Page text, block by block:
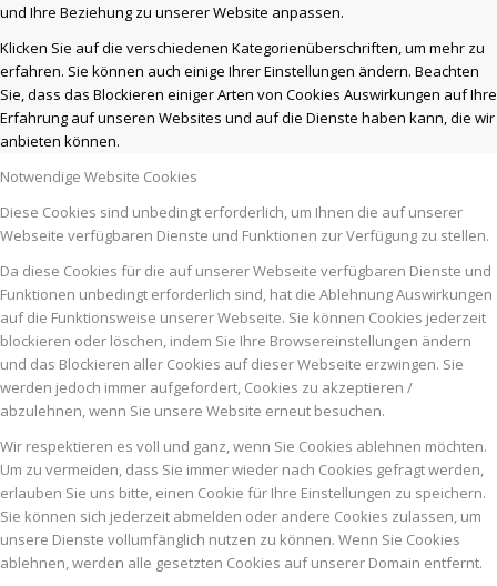
und Ihre Beziehung zu unserer Website anpassen.
Klicken Sie auf die verschiedenen Kategorienüberschriften, um mehr zu
erfahren. Sie können auch einige Ihrer Einstellungen ändern. Beachten
Sie, dass das Blockieren einiger Arten von Cookies Auswirkungen auf Ihre
Erfahrung auf unseren Websites und auf die Dienste haben kann, die wir
anbieten können.
Notwendige Website Cookies
Diese Cookies sind unbedingt erforderlich, um Ihnen die auf unserer
Webseite verfügbaren Dienste und Funktionen zur Verfügung zu stellen.
Da diese Cookies für die auf unserer Webseite verfügbaren Dienste und
Funktionen unbedingt erforderlich sind, hat die Ablehnung Auswirkungen
auf die Funktionsweise unserer Webseite. Sie können Cookies jederzeit
blockieren oder löschen, indem Sie Ihre Browsereinstellungen ändern
und das Blockieren aller Cookies auf dieser Webseite erzwingen. Sie
werden jedoch immer aufgefordert, Cookies zu akzeptieren /
abzulehnen, wenn Sie unsere Website erneut besuchen.
Wir respektieren es voll und ganz, wenn Sie Cookies ablehnen möchten.
Um zu vermeiden, dass Sie immer wieder nach Cookies gefragt werden,
erlauben Sie uns bitte, einen Cookie für Ihre Einstellungen zu speichern.
Sie können sich jederzeit abmelden oder andere Cookies zulassen, um
unsere Dienste vollumfänglich nutzen zu können. Wenn Sie Cookies
ablehnen, werden alle gesetzten Cookies auf unserer Domain entfernt.